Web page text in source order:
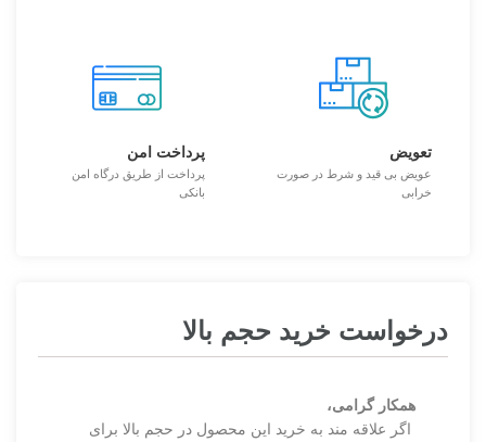
تعویض
عویض بی قید و شرط در صورت
خرابی
پرداخت امن
پرداخت از طریق درگاه امن
بانکی
درخواست خرید حجم بالا
همکار گرامی،
اگر علاقه مند به خرید این محصول در حجم بالا برای